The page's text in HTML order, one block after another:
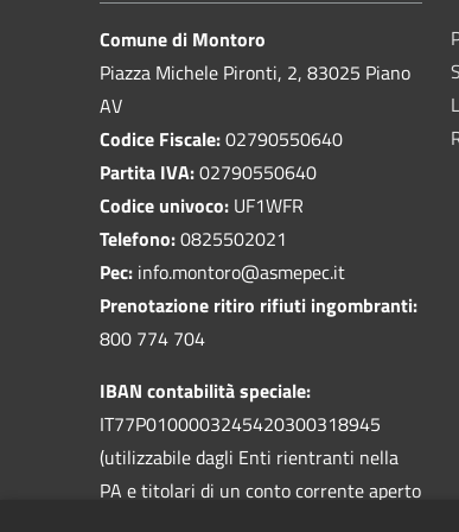
Comune di Montoro
Piazza Michele Pironti, 2, 83025 Piano
AV
Codice Fiscale:02790550640
Partita IVA:02790550640
Codice univoco: UF1WFR
Telefono:0825502021
Pec: info.montoro@asmepec.it
Prenotazione ritiro rifiuti ingombranti:
800 774 704
IBAN contabilità speciale:
IT77P0100003245420300318945
(utilizzabile dagli Enti rientranti nella
PA e titolari di un conto corrente aperto